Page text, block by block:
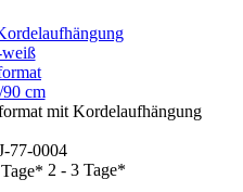
cm
mit Kordelaufhängung
77-0004
2 - 3 Tage*